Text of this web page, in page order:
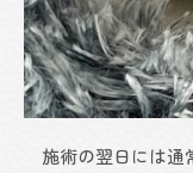
施術の翌日には通